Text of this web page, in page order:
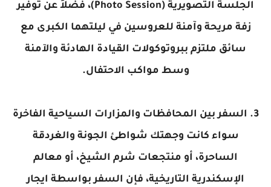
الجلسة التصويرية (Photo Session)، فضلاً عن توفير
زفة مريحة وآمنة للعروسين في ليلتهما الكبرى مع
سائق ملتزم ببروتوكولات القيادة الهادئة والآمنة
وسط مواكب الاحتفال.
3. السفر بين المحافظات والمزارات السياحية الفاخرة
سواء كانت وجهتك شواطئ الجونة والغردقة
الساحرة، أو منتجعات شرم الشيخ، أو معالم
الإسكندرية التاريخية، فإن السفر بواسطة ايجار